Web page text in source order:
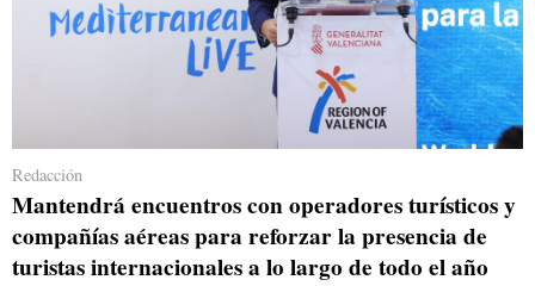
Redacción
Mantendrá encuentros con operadores turísticos y
compañías aéreas para reforzar la presencia de
turistas internacionales a lo largo de todo el año